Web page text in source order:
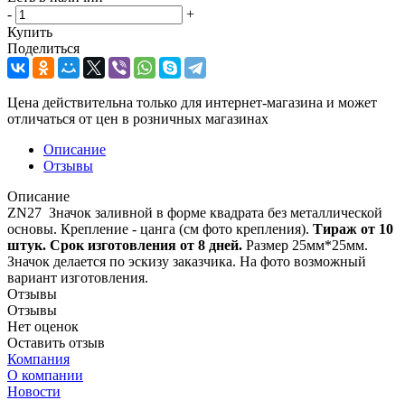
-
+
Купить
Поделиться
Цена действительна только для интернет-магазина и может
отличаться от цен в розничных магазинах
Описание
Отзывы
Описание
ZN27 Значок заливной в форме квадрата без металлической
основы. Крепление - цанга (см фото крепления). Тираж от 10
штук. Срок изготовления от 8 дней. Размер 25мм*25мм.
Значок делается по эскизу заказчика. На фото возможный
вариант изготовления.
Отзывы
Отзывы
Нет оценок
Оставить отзыв
Компания
О компании
Новости